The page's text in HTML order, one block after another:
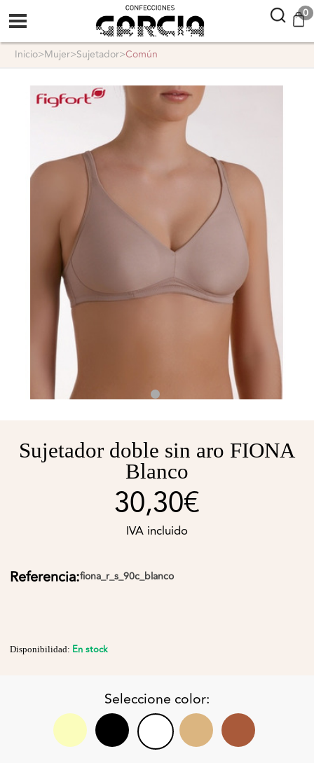
confeccionesgarcia 0
inicio> mujer> sujetador> común
Sujetador doble sin aro FIONA
Blanco
30,30€
IVA incluido
Referencia:fiona_r_s_90c_blanco
Disponibilidad: En stock
Seleccione color: